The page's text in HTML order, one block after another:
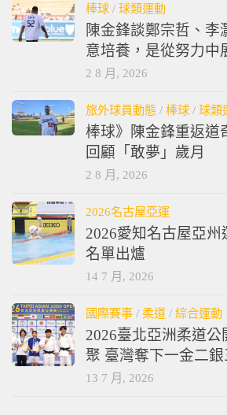
棒球 / 球類運動
陳金鋒談鄭宗哲、李
意培養，是從努力中
2 8 月, 2026
旅外球員動態 / 棒球 / 球類
棒球》陳金鋒重返
回顧「敢夢」歲月
2 8 月, 2026
2026名古屋亞運
2026愛知名古屋亞
名單出爐
14 7 月, 2026
國際賽事 / 柔道 / 綜合運動
2026臺北亞洲柔道公
聚 臺灣奪下一金二
13 7 月, 2026